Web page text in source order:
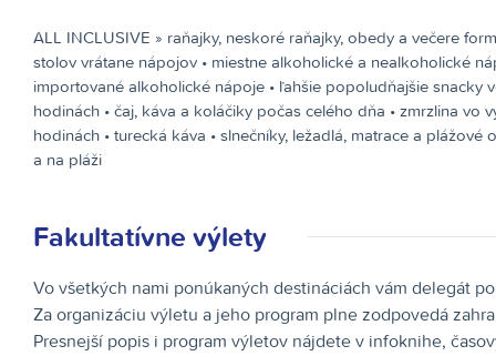
ALL INCLUSIVE » raňajky, neskoré raňajky, obedy a večere
stolov vrátane nápojov • miestne alkoholické a nealkoholické
importované alkoholické nápoje • ľahšie popoludňajšie snacky
hodinách • čaj, káva a koláčiky počas celého dňa • zmrzlina vo
hodinách • turecká káva • slnečníky, ležadlá, matrace a plážové
a na pláži
Fakultatívne výlety
Vo všetkých nami ponúkaných destináciách vám delegát
Za organizáciu výletu a jeho program plne zodpovedá
Presnejší popis i program výletov nájdete v infoknihe,